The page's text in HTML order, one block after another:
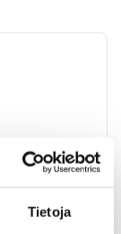
Tietoja
maaperän